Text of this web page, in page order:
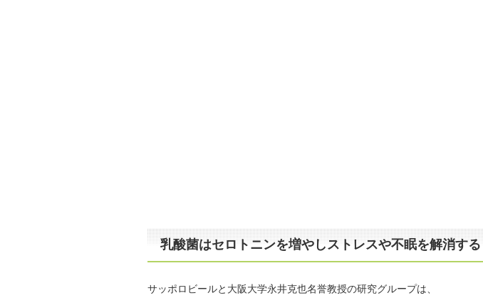
乳酸菌はセロトニンを増やしストレスや不眠を解消する
サッポロビールと大阪大学永井克也名誉教授の研究グループは、